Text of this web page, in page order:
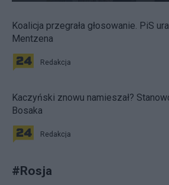
Koalicja przegrała głosowanie. PiS
Mentzena
Redakcja
Kaczyński znowu namieszał?
Bosaka
Redakcja
#Rosja